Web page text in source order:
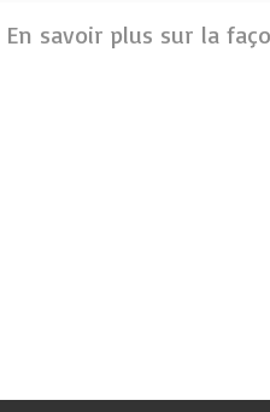
En savoir plus sur la